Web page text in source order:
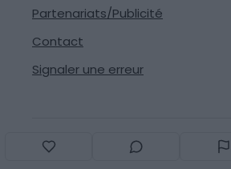
Partenariats/Publicité
Contact
Signaler une erreur
Suivez-nous sur les réseaux